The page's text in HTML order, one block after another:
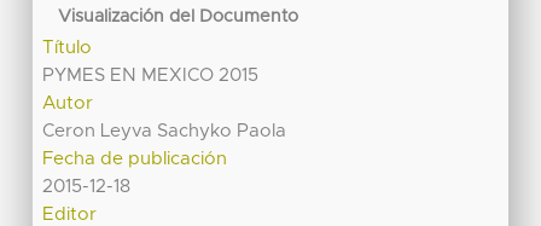
Visualización del Documento
Título
PYMES EN MEXICO 2015
Autor
Ceron Leyva Sachyko Paola
Fecha de publicación
2015-12-18
Editor